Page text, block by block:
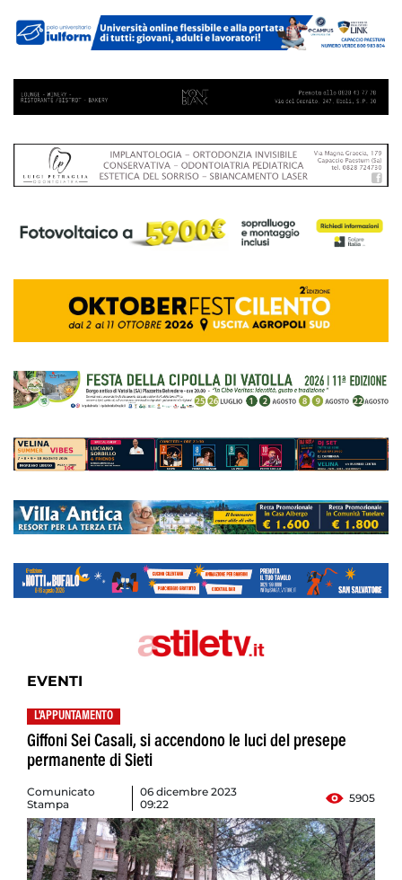
EVENTI
L'APPUNTAMENTO
Giffoni Sei Casali, si accendono le luci del presepe
permanente di Sieti
Comunicato
Stampa
06 dicembre 2023
09:22
5905